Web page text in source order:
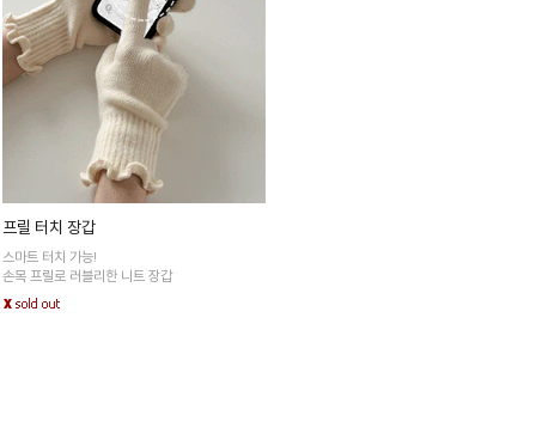
프릴 터치 장갑
스마트 터치 가능!
손목 프릴로 러블리한 니트 장갑